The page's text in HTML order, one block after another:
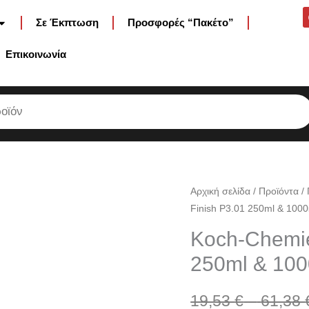
Σε Έκπτωση Προσφορές “Πακέτο”
Επικοινωνία
Αρχική σελίδα / Προϊόντα /
Finish P3.01 250ml &
Koch-
250ml &
19,53€ – 61,38
Koch-
Chemie
Cut
&
P3.01